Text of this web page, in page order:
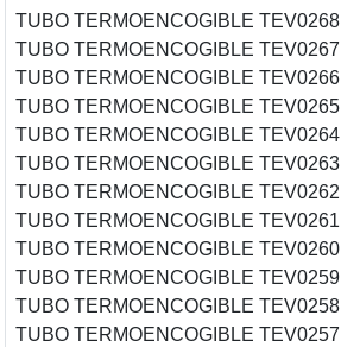
TUBO TERMOENCOGIBLE TEV0268
TUBO TERMOENCOGIBLE TEV0267
TUBO TERMOENCOGIBLE TEV0266
TUBO TERMOENCOGIBLE TEV0265
TUBO TERMOENCOGIBLE TEV0264
TUBO TERMOENCOGIBLE TEV0263
TUBO TERMOENCOGIBLE TEV0262
TUBO TERMOENCOGIBLE TEV0261
TUBO TERMOENCOGIBLE TEV0260
TUBO TERMOENCOGIBLE TEV0259
TUBO TERMOENCOGIBLE TEV0258
TUBO TERMOENCOGIBLE TEV0257